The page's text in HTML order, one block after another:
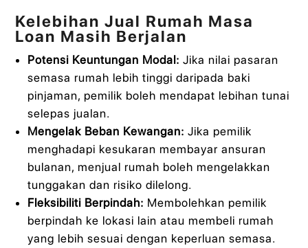
Kelebihan Jual Rumah Masa
Loan Masih Berjalan
Potensi Keuntungan Modal: Jika nilai pasaran
semasa rumah lebih tinggi daripada baki
pinjaman, pemilik boleh mendapat lebihan tunai
selepas jualan.
Mengelak Beban Kewangan: Jika pemilik
menghadapi kesukaran membayar ansuran
bulanan, menjual rumah boleh mengelakkan
tunggakan dan risiko dilelong.
Fleksibiliti Berpindah: Membolehkan pemilik
berpindah ke lokasi lain atau membeli rumah
yang lebih sesuai dengan keperluan semasa.